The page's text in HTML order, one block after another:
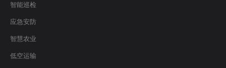
智能巡检
应急安防
智慧农业
低空运输